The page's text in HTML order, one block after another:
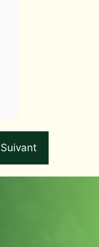
Suivant